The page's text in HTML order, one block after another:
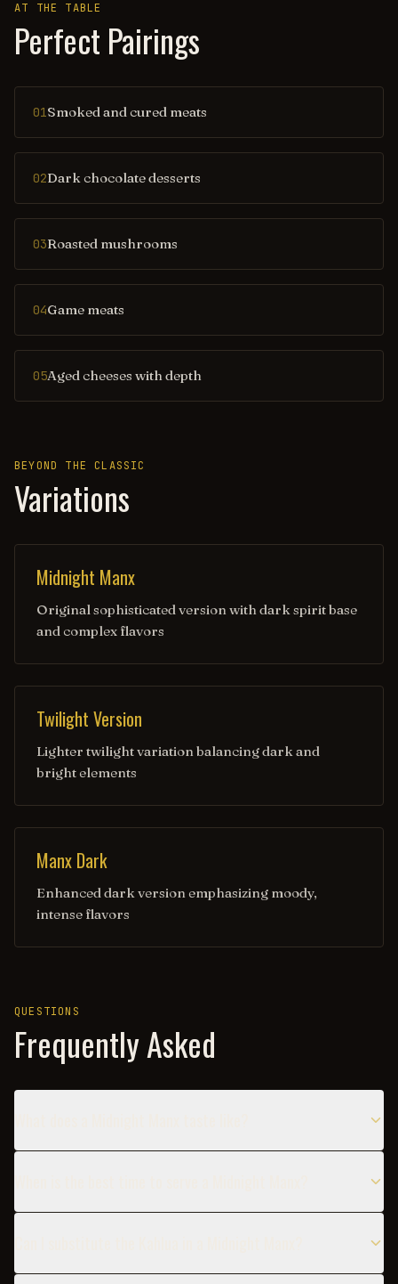
AT THE TABLE
Perfect Pairings
01Smoked and cured meats
02Dark chocolate desserts
03Roasted mushrooms
04Game meats
05Aged cheeses with depth
BEYOND THE CLASSIC
Variations
Midnight Manx
Original sophisticated version with dark spirit base
and complex flavors
Twilight Version
Lighter twilight variation balancing dark and
bright elements
Manx Dark
Enhanced dark version emphasizing moody,
intense flavors
QUESTIONS
Frequently Asked